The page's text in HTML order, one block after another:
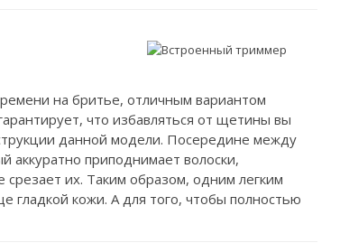
на бритье, отличным вариантом
что избавляться от щетины вы
данной модели. Посередине между
аккуратно приподнимает волоски,
их. Таким образом, одним легким
кожи. А для того, чтобы полностью